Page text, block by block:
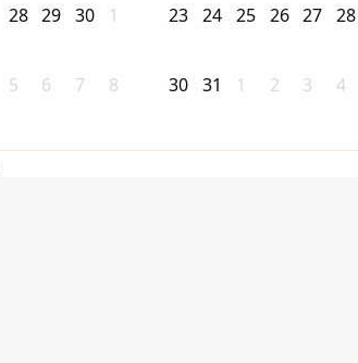
28 29 30 1
5 6 7 8
23 24 25 26 27 28
30 31 1 2 3 4